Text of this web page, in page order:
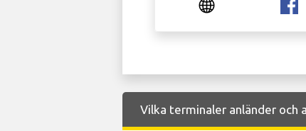
Vilka terminaler anländer och